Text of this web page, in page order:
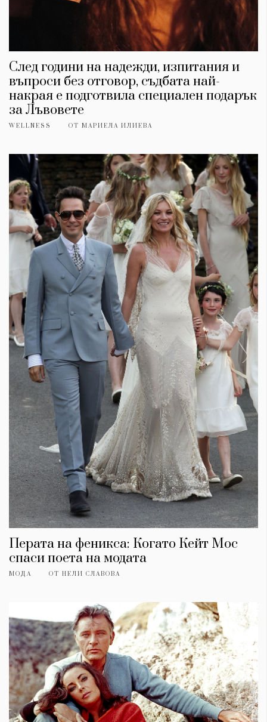
След години на надежди, изпитания и
въпроси без отговор, съдбата най-
накрая е подготвила специален подарък
за Лъвовете
WELLNESS ОТ МАРИЕЛА ИЛИЕВА
Перата на феникса: Когато Кейт Мос
спаси поета на модата
МОДА ОТ НЕЛИ СЛАВОВА
КАТЕГОРИИ
Wine&Dine
Подкасти
Мода
Dialogue
Изкуство
ЗА НАС
Условия за
ползване
За нас
Реклама
Политика за